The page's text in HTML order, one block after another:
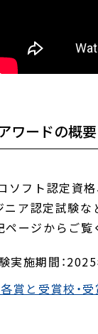
ワードの概要
ソフト認定資
ア認定試験な
ページからご覧
実施期間：
賞と受賞校・